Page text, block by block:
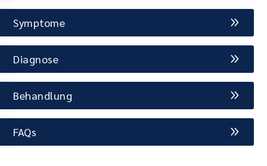
Symptome
Diagnose
Behandlung
FAQs